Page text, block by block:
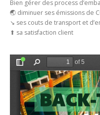
Bien gérer des process
🌏 diminuer ses émissions de
↘ ses couts de transport et
⬆ sa satisfaction client